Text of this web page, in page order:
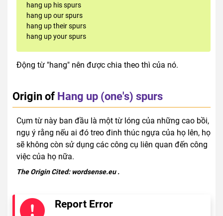
hang up his spurs
hang up our spurs
hang up their spurs
hang up your spurs
Động từ "hang" nên được chia theo thì của nó.
Origin of Hang up (one's) spurs
Cụm từ này ban đầu là một từ lóng của những cao bồi,
ngụ ý rằng nếu ai đó treo đinh thúc ngựa của họ lên, họ
sẽ không còn sử dụng các công cụ liên quan đến công
việc của họ nữa.
The Origin Cited: wordsense.eu.
Report Error